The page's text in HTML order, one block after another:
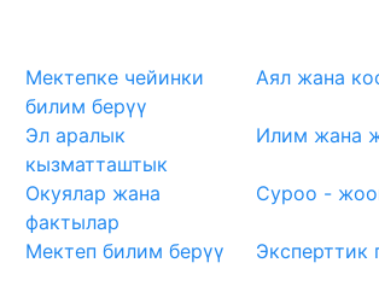
Мектепке чейинки
билим берүү
Аял жана
Эл аралык
кызматташтык
Илим жана
Окуялар жана
фактылар
Суроо -
Мектеп билим берүү
Эксперттик